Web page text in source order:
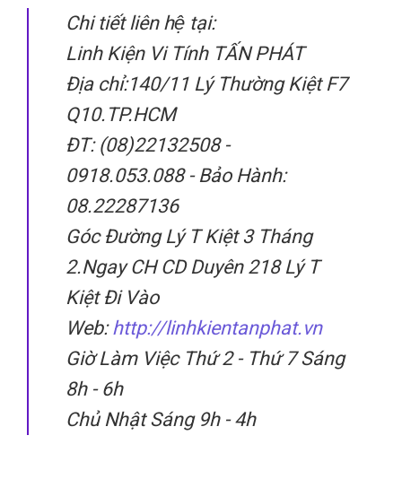
Chi tiết liên hệ tại:
Linh Kiện Vi Tính TẤN PHÁT
Địa chỉ:140/11 Lý Thường Kiệt F7
Q10.TP.HCM
ĐT: (08)22132508 -
0918.053.088 - Bảo Hành:
08.22287136
Góc Đường Lý T Kiệt 3 Tháng
2.Ngay CH CD Duyên 218 Lý T
Kiệt Đi Vào
Web:http://linhkientanphat.vn
Giờ Làm Việc Thứ 2 - Thứ 7 Sáng
8h - 6h
Chủ Nhật Sáng 9h - 4h